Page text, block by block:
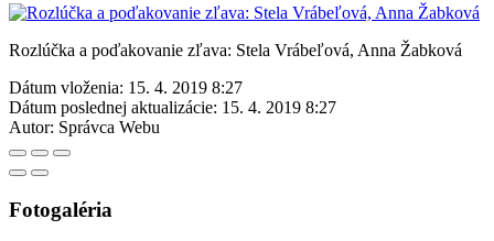
Rozlúčka a poďakovanie zľava: Stela Vrábeľová, Anna Žabková
Dátum vloženia: 15. 4. 2019 8:27
Dátum poslednej aktualizácie: 15. 4. 2019 8:27
Autor: Správca Webu
Fotogaléria